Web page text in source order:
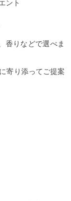
ント
香りなどで選べま
寄り添ってご提案